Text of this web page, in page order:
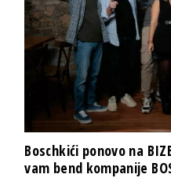
Boschkići ponovo na
vam bend kompanije